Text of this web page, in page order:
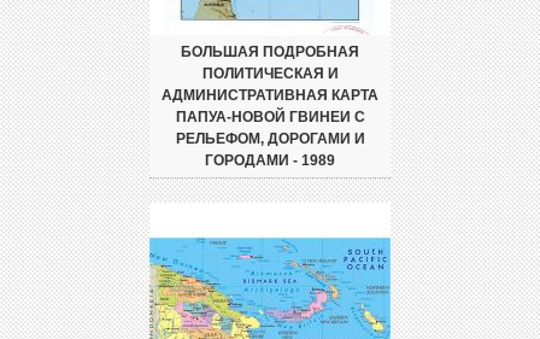
БОЛЬШАЯ ПОДРОБНАЯ
ПОЛИТИЧЕСКАЯ И
АДМИНИСТРАТИВНАЯ КАРТА
ПАПУА-НОВОЙ ГВИНЕИ С
РЕЛЬЕФОМ, ДОРОГАМИ И
ГОРОДАМИ - 1989